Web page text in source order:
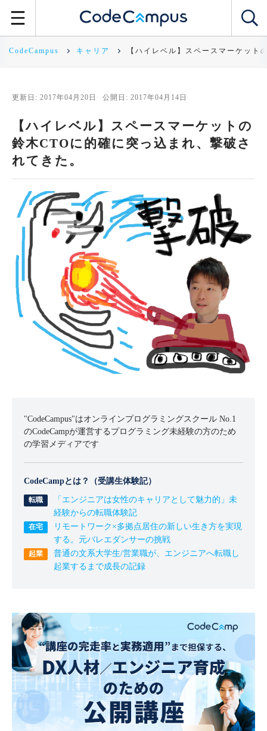
CodeCampus キャリア 【ハイレベル】スペースマーケッ
更新日: 2017年04月20日 公開日: 2017年04月14日
【ハイレベル】スペースマーケットの
鈴木CTOに的確に突っ込まれ、撃破さ
れてきた。
"CodeCampus"はオンラインプログラミングスクール No.1
のCodeCampが運営するプログラミング未経験の方のため
の学習メディアです
CodeCampとは？（受講生体験記）
「エンジニアは女性のキャリアとして魅力的」未
経験からの転職体験記
リモートワーク×多拠点居住の新しい生き方を実現
する。元バレエダンサーの挑戦
普通の文系大学生/営業職が、エンジニアへ転職し
起業するまで成長の記録